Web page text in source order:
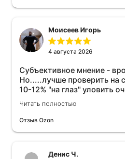
Моисеев Игорь
4 августа 2026
Субъективное мнение -
Но.....лучше проверить на
10-12% "на глаз" уловить
Покатаюсь, потом отключу
будет 😁.
Читать полностью
Отзыв Ozon
Денис Ч.